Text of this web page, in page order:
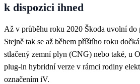
k dispozici ihned
Až v průběhu roku 2020 Škoda uvolní do
Stejně tak se až během příštího roku
stlačený zemní plyn (CNG) nebo také, u
plug-in hybridní verze v rámci rodiny
označením iV.